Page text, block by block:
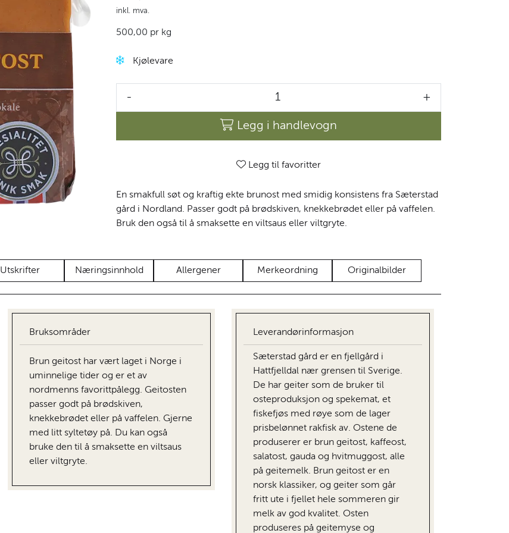
inkl. mva.
500,00 pr kg
Kjølevare
- +
Legg i handlevogn
Legg til favoritter
En smakfull søt og kraftig ekte brunost med smidig konsistens fra Sæterstad
gård i Nordland. Passer godt på brødskiven, knekkebrødet eller på vaffelen.
Bruk den også til å smaksette en viltsaus eller viltgryte.
Utskrifter Næringsinnhold Allergener Merkeordning Originalbilder
Bruksområder
Brun geitost har vært laget i Norge i
uminnelige tider og er et av
nordmenns favorittpålegg. Geitosten
passer godt på brødskiven,
knekkebrødet eller på vaffelen. Gjerne
med litt syltetøy på. Du kan også
bruke den til å smaksette en viltsaus
eller viltgryte.
Leverandørinformasjon
Sæterstad gård er en fjellgård i
Hattfjelldal nær grensen til Sverige.
De har geiter som de bruker til
osteproduksjon og spekemat, et
fiskefjøs med røye som de lager
prisbelønnet rakfisk av. Ostene de
produserer er brun geitost, kaffeost,
salatost, gauda og hvitmuggost, alle
på geitemelk. Brun geitost er en
norsk klassiker, og geiter som går
fritt ute i fjellet hele sommeren gir
melk av god kvalitet. Osten
produseres på geitemyse og